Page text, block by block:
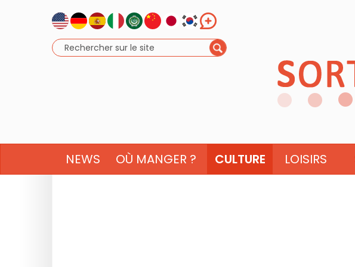
NEWS OÙ MANGER ? CULTURE LOISIRS